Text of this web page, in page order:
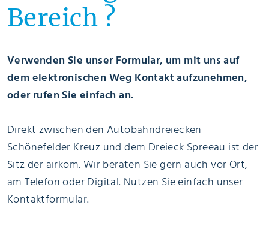
Bereich ?
Verwenden Sie unser Formular, um mit uns auf
dem elektronischen Weg Kontakt aufzunehmen,
oder rufen Sie einfach an.
Direkt zwischen den Autobahndreiecken
Schönefelder Kreuz und dem Dreieck Spreeau ist der
Sitz der airkom. Wir beraten Sie gern auch vor Ort,
am Telefon oder Digital. Nutzen Sie einfach unser
Kontaktformular.